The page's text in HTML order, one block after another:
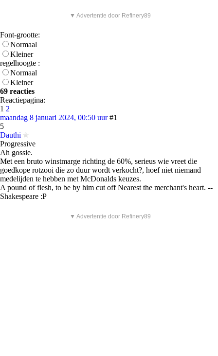
▼ Advertentie door Refinery89
Font-grootte:
Normaal
Kleiner
regelhoogte :
Normaal
Kleiner
69 reacties
Reactiepagina:
1 2
maandag 8 januari 2024, 00:50 uur #1
5
Dauthi
Progressive
Ah gossie.
Met een bruto winstmarge richting de 60%, serieus wie vreet die
goedkope rotzooi die zo duur wordt verkocht?, hoef niet niemand
medelijden te hebben met McDonalds keuzes.
A pound of flesh, to be by him cut off Nearest the merchant's heart. --
Shakespeare :P
▼ Advertentie door Refinery89